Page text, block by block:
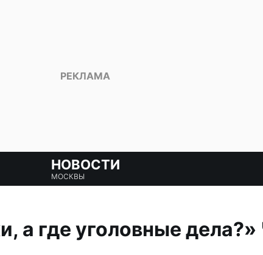
НОВОСТИ
МОСКВЫ
а где уголовные